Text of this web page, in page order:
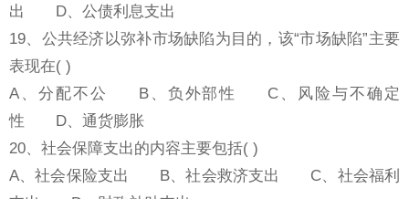
出 D、公债利息支出
19、公共经济以弥补市场缺陷为目的，该“市场缺陷”主要
表现在( )
A、分配不公 B、负外部性 C、风险与不确定
性 D、通货膨胀
20、社会保障支出的内容主要包括( )
A、社会保险支出 B、社会救济支出 C、社会福利